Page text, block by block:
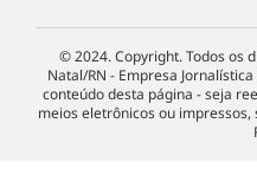
© 2024. Copyright. Todos os
Natal/RN - Empresa
conteúdo desta página - seja
meios eletrônicos ou